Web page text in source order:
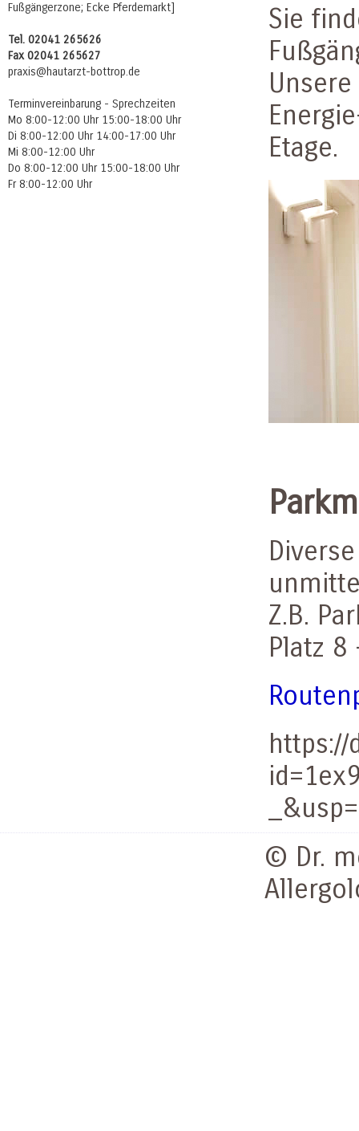
Fußgängerzone; Ecke Pferdemarkt]
Tel. 02041 265626
Fax 02041 265627
praxis@hautarzt-bottrop.de
Terminvereinbarung - Sprechzeiten
Mo 8:00-12:00 Uhr 15:00-18:00 Uhr
Di 8:00-12:00 Uhr 14:00-17:00 Uhr
Mi 8:00-12:00 Uhr
Do 8:00-12:00 Uhr 15:00-18:00 Uhr
Fr 8:00-12:00 Uhr
Sie
Etage.
Z.B.
Platz
https://
© Dr.